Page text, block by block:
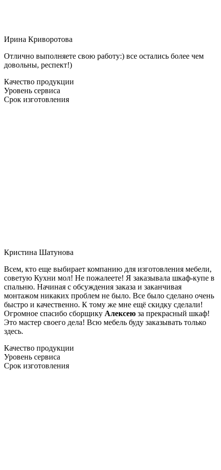
Ирина Криворотова
Отлично выполняете свою работу:) все остались более чем
довольны, респект!)
Качество продукции
Уровень сервиса
Срок изготовления
Кристина Шатунова
Всем, кто еще выбирает компанию для изготовления мебели,
советую Кухни мол! Не пожалеете! Я заказывала шкаф-купе в
спальню. Начиная с обсуждения заказа и заканчивая
монтажом никаких проблем не было. Все было сделано очень
быстро и качественно. К тому же мне ещё скидку сделали!
Огромное спасибо сборщику Алексею за прекрасный шкаф!
Это мастер своего дела! Всю мебель буду заказывать только
здесь.
Качество продукции
Уровень сервиса
Срок изготовления